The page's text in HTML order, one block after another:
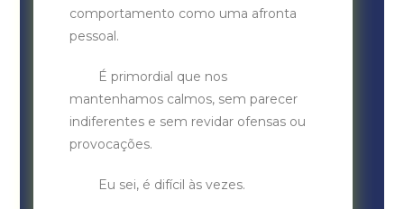
comportamento como uma afronta
pessoal.
É primordial que nos
mantenhamos calmos, sem parecer
indiferentes e sem revidar ofensas ou
provocações.
Eu sei, é difícil às vezes.